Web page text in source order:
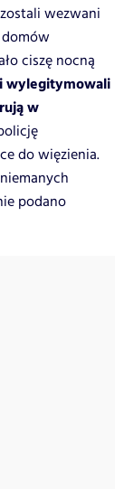
wezwani
ciszę nocną
wylegitymowali
w
do więzienia.
podano